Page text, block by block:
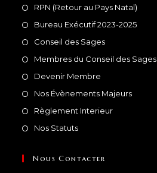
RPN (Retour au Pays Natal)
Bureau Exécutif 2023-2025
Conseil des Sages
Membres du Conseil des Sages
Devenir Membre
Nos Évènements Majeurs
Règlement Interieur
Nos Statuts
Nous Contacter